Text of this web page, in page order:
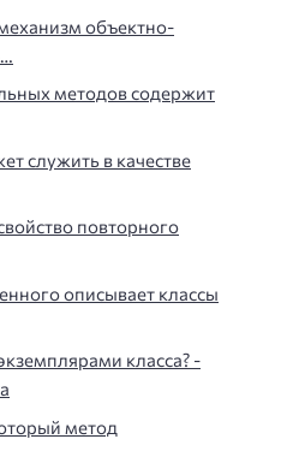
объектно-
методов содержит
служить в качестве
повторного
описывает классы
класса? -
метод